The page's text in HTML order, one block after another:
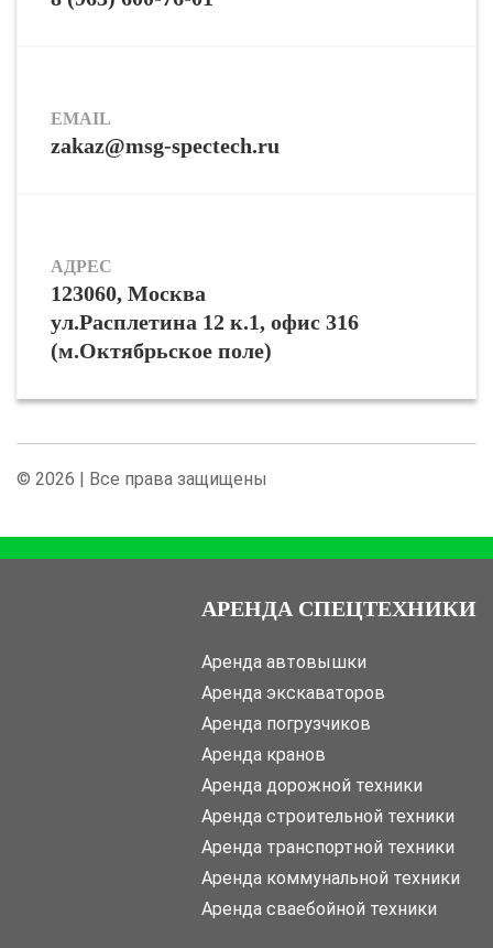
EMAIL
zakaz@msg-spectech.ru
АДРЕС
123060, Москва
ул.Расплетина 12 к.1, офис 316
(м.Октябрьское поле)
© 2026 | Все права защищены
АРЕНДА СПЕЦТЕХНИКИ
Аренда автовышки
Аренда экскаваторов
Аренда погрузчиков
Аренда кранов
Аренда дорожной техники
Аренда строительной техники
Аренда транспортной техники
Аренда коммунальной техники
Аренда сваебойной техники